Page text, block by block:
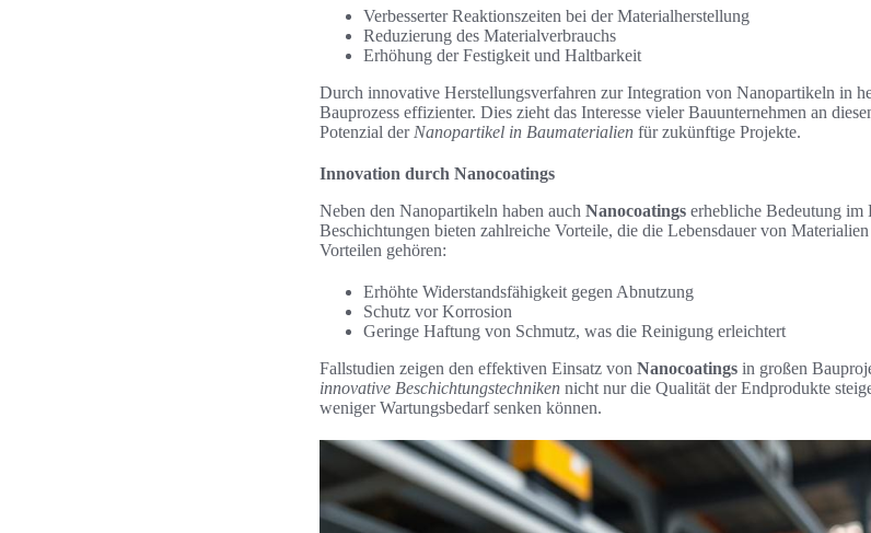
Verbesserter Reaktionszeiten bei der Materialherstellung
Reduzierung des Materialverbrauchs
Erhöhung der Festigkeit und Haltbarkeit
Durch innovative Herstellungsverfahren zur Integration von Nanopartikeln in
Bauprozess effizienter. Dies zieht das Interesse vieler Bauunternehmen an
Potenzial der Nanopartikel in Baumaterialien für zukünftige Projekte.
Innovation durch Nanocoatings
Neben den Nanopartikeln haben auch Nanocoatings erhebliche Bedeutung im
Beschichtungen bieten zahlreiche Vorteile, die die Lebensdauer von
Vorteilen gehören:
Erhöhte Widerstandsfähigkeit gegen Abnutzung
Schutz vor Korrosion
Geringe Haftung von Schmutz, was die Reinigung erleichtert
Fallstudien zeigen den effektiven Einsatz von Nanocoatings in großen
innovative Beschichtungstechniken nicht nur die Qualität der Endprodukte
weniger Wartungsbedarf senken können.